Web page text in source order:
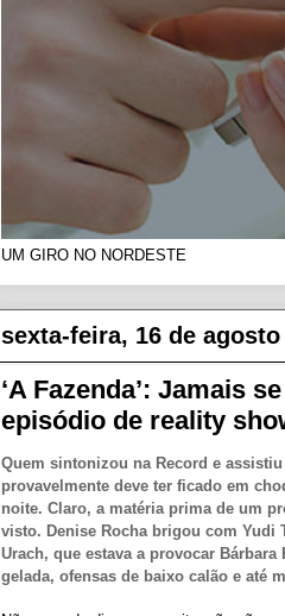
UM GIRO NO NORDESTE
sexta-feira, 16 de agosto
‘A Fazenda’: Jamais
episódio de reality
Quem sintonizou na Record e
provavelmente deve ter ficado em
noite. Claro, a matéria prima de um
visto. Denise Rocha brigou com Yudi
Urach, que estava a provocar
gelada, ofensas de baixo calão e até